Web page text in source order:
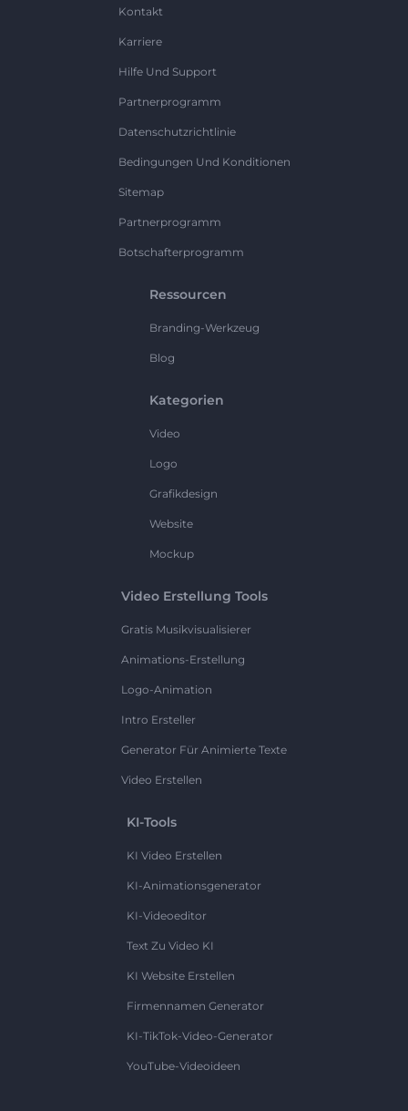
Kontakt
Karriere
Hilfe Und Support
Partnerprogramm
Datenschutzrichtlinie
Bedingungen Und Konditionen
Sitemap
Partnerprogramm
Botschafterprogramm
Ressourcen
Branding-Werkzeug
Blog
Kategorien
Video
Logo
Grafikdesign
Website
Mockup
Video Erstellung Tools
Gratis Musikvisualisierer
Animations-Erstellung
Logo-Animation
Intro Ersteller
Generator Für Animierte Texte
Video Erstellen
KI-Tools
KI Video Erstellen
KI-Animationsgenerator
KI-Videoeditor
Text Zu Video KI
KI Website Erstellen
Firmennamen Generator
KI-TikTok-Video-Generator
YouTube-Videoideen